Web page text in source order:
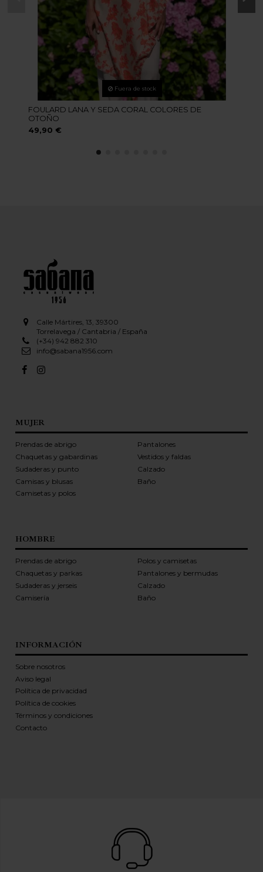
Fuera de stock
FOULARD LANA Y SEDA CORAL COLORES DE
OTOÑO
49,90 €
Calle Mártires, 13, 39300
Torrelavega / Cantabria / España
(+34) 942 882 310
info@sabana1956.com
MUJER
Prendas de abrigo
Chaquetas y gabardinas
Sudaderas y punto
Camisas y blusas
Camisetas y polos
Pantalones
Vestidos y faldas
Calzado
Baño
HOMBRE
Prendas de abrigo
Chaquetas y parkas
Sudaderas y jerseis
Camisería
Polos y camisetas
Pantalones y bermudas
Calzado
Baño
INFORMACIÓN
Sobre nosotros
Aviso legal
Política de privacidad
Política de cookies
Términos y condiciones
Contacto